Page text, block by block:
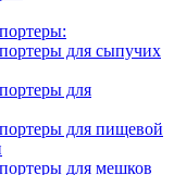
для сыпучих
для
для пищевой
для мешков